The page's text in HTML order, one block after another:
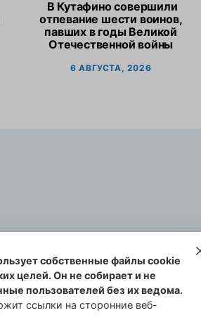
В Кутафино совершили
отпевание шести воинов,
павших в годы Великой
Отечественной войны
6 АВГУСТА, 2026
2026
2013 г.
в сфере
собственные файлы cookie
целей. Он не собирает и не
пользователей без их ведома.
ссылки на сторонние веб-